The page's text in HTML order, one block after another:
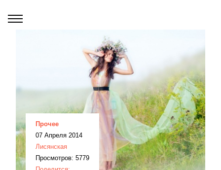
Прочее
07 Апреля 2014
Лисянская
Просмотров: 5779